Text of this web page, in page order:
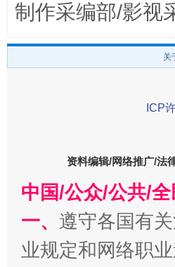
这是一记警钟！
在谋一域中谋全局
制作采编部/影视
关
ICP
资料编辑/网络推广/法
中国/公众/公共/
一、 遵守各国有
业规定和网络职